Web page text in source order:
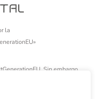
la
Sin embargo,
son únicamente los
los de la Unión